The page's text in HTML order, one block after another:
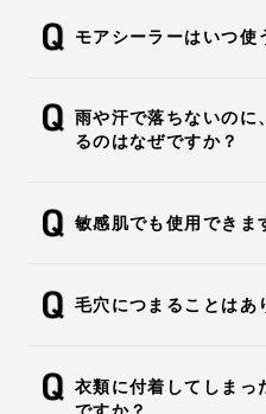
モアシーラーはいつ使
雨や汗で落ちないのに
るのはなぜですか？
敏感肌でも使用できま
毛穴につまることはあ
衣類に付着してしまっ